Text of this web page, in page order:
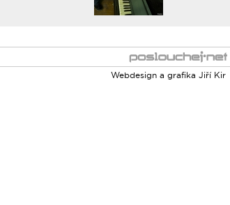
Webdesign a grafika Jiří Kir